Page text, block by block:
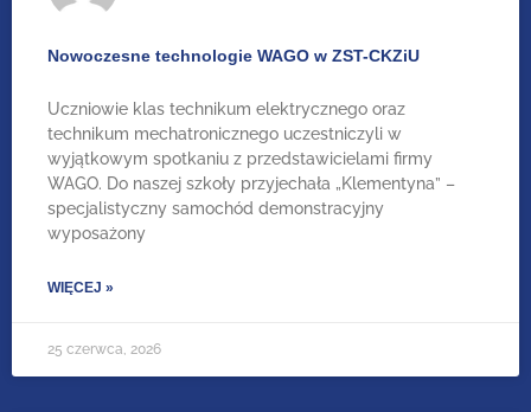
Nowoczesne technologie WAGO w ZST-CKZiU
Uczniowie klas technikum elektrycznego oraz
technikum mechatronicznego uczestniczyli w
wyjątkowym spotkaniu z przedstawicielami firmy
WAGO. Do naszej szkoły przyjechała „Klementyna” –
specjalistyczny samochód demonstracyjny
wyposażony
WIĘCEJ »
25 czerwca, 2026